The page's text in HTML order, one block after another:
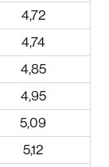
4,72
4,74
4,85
4,95
5,09
5,12